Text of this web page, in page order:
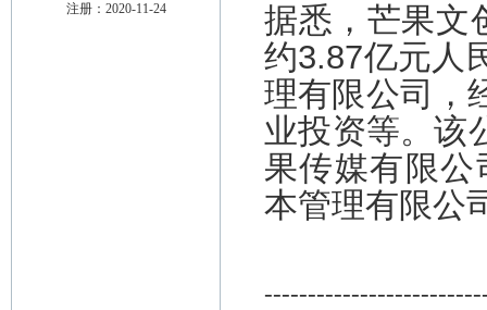
注册：2020-11-24
据悉，芒果文
约3.87亿元人
理有限公司，
业投资等。该
果传媒有限公
本管理有限公